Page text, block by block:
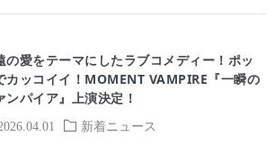
新着ニュース
の愛をテーマにしたラブコメディー！ポッ
カッコイイ！MOMENT VAMPIRE『一瞬の
ンパイア』上演決定！